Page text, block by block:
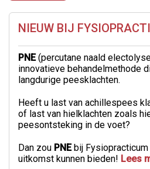
NIEUW BIJ
PNE(percutane naald
innovatieve behandelmethode
langdurige peesklachten.
Heeft u last van achillespees
of last van hielklachten zoals
peesontsteking in de voet?
Dan zou PNEbij
uitkomst kunnen bieden! Lees